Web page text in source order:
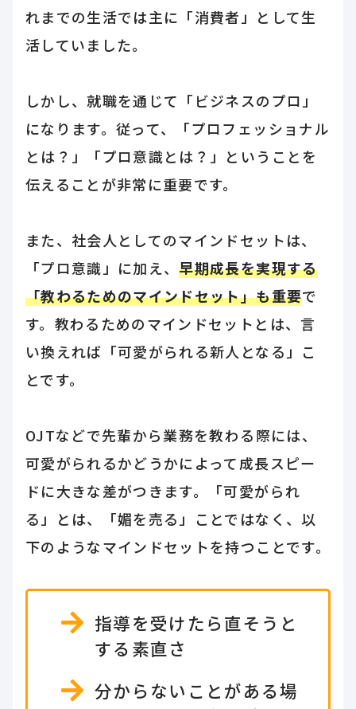
れまでの生活では主に「消費者」として生
活していました。
しかし、就職を通じて「ビジネスのプロ」
になります。従って、「プロフェッショナル
とは？」「プロ意識とは？」ということを
伝えることが非常に重要です。
また、社会人としてのマインドセットは、
「プロ意識」に加え、早期成長を実現する
「教わるためのマインドセット」も重要で
す。教わるためのマインドセットとは、言
い換えれば「可愛がられる新人となる」こ
とです。
OJTなどで先輩から業務を教わる際には、
可愛がられるかどうかによって成長スピー
ドに大きな差がつきます。「可愛がられ
る」とは、「媚を売る」ことではなく、以
下のようなマインドセットを持つことです。
指導を受けたら直そうと
する素直さ
分からないことがある場